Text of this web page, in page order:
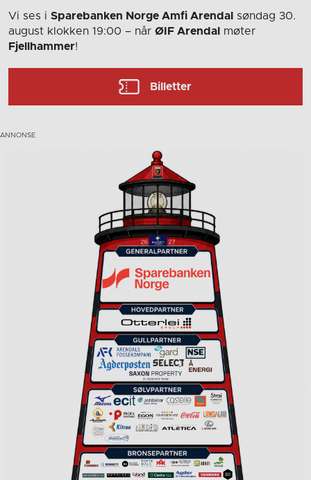
Vi ses i Sparebanken Norge Amfi Arendal
søndag 30.
august klokken 19:00 – når ØIF Arendal
møter
Fjellhammer!
Billetter